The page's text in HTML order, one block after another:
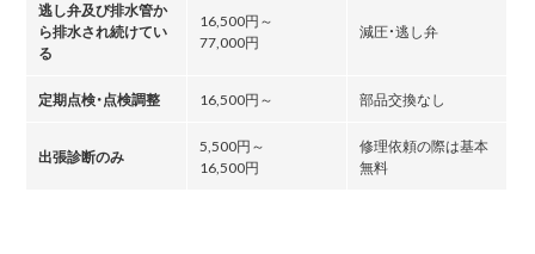
逃し弁及び排水管か
ら排水され続けてい
る
16,500円～
77,000円
減圧・逃し弁
定期点検・点検調整 16,500円～ 部品交換なし
出張診断のみ
5,500円～
16,500円
修理依頼の際は基本
無料